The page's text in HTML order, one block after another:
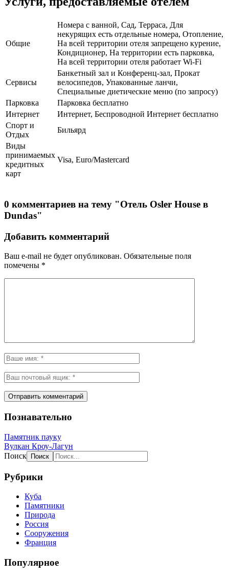
Общие
Номера с ванной, Сад, Терраса, Для
некурящих есть отдельные номера, Отопление,
На всей территории отеля запрещено курение,
Кондиционер, На территории есть парковка,
На всей территории отеля работает Wi-Fi
Сервисы
Банкетный зал и Конференц-зал, Прокат
велосипедов, Упакованные ланчи,
Специальные диетические меню (по запросу)
Парковка
Парковка бесплатно
Интернет
Интернет, Беспроводной Интернет бесплатно
Спорт и
Отдых
Бильярд
Виды
принимаемых
кредитных
карт
Visa, Euro/Mastercard
0 комментариев на тему "Отель Osler House в
Dundas"
Добавить комментарий
Ваш e-mail не будет опубликован. Обязательные поля
помечены *
Познавательно
Памятник пауку
Вулкан Кроу-Лагун
Поиск
Рубрики
Куба
Памятники
Природа
Россия
Сооружения
Франция
Популярное